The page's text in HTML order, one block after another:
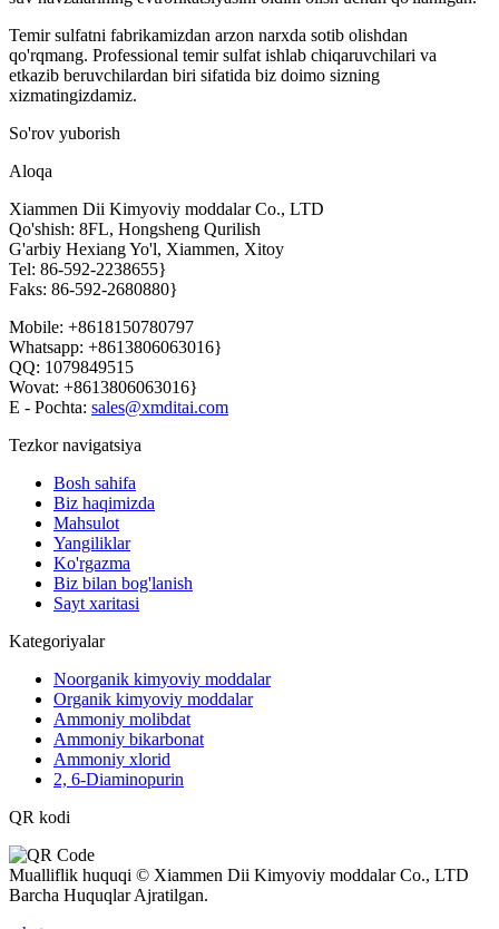
Temir sulfatni fabrikamizdan arzon narxda sotib olishdan
qo'rqmang. Professional temir sulfat ishlab chiqaruvchilari va
etkazib beruvchilardan biri sifatida biz doimo sizning
xizmatingizdamiz.
So'rov yuborish
Aloqa
Xiammen Dii Kimyoviy moddalar Co., LTD
Qo'shish: 8FL, Hongsheng Qurilish
G'arbiy Hexiang Yo'l, Xiammen, Xitoy
Tel: 86-592-2238655}
Faks: 86-592-2680880}
Mobile: +8618150780797
Whatsapp: +8613806063016}
QQ: 1079849515
Wovat: +8613806063016}
E - Pochta: sales@xmditai.com
Tezkor navigatsiya
Bosh sahifa
Biz haqimizda
Mahsulot
Yangiliklar
Ko'rgazma
Biz bilan bog'lanish
Sayt xaritasi
Kategoriyalar
Noorganik kimyoviy moddalar
Organik kimyoviy moddalar
Ammoniy molibdat
Ammoniy bikarbonat
Ammoniy xlorid
2, 6-Diaminopurin
QR kodi
Mualliflik huquqi © Xiammen Dii Kimyoviy moddalar Co., LTD
Barcha Huquqlar Ajratilgan.